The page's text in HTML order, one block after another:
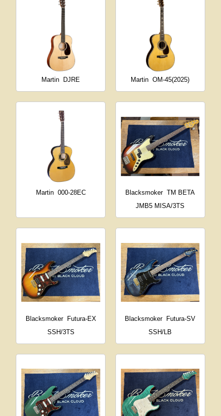
Martin DJRE Martin OM-45(2025)
Martin 000-28EC Blacksmoker TM BETA
JMB5 MISA/3TS
Blacksmoker
Futura-EX
SSH/3TS
Blacksmoker Futura-SV
SSH/LB